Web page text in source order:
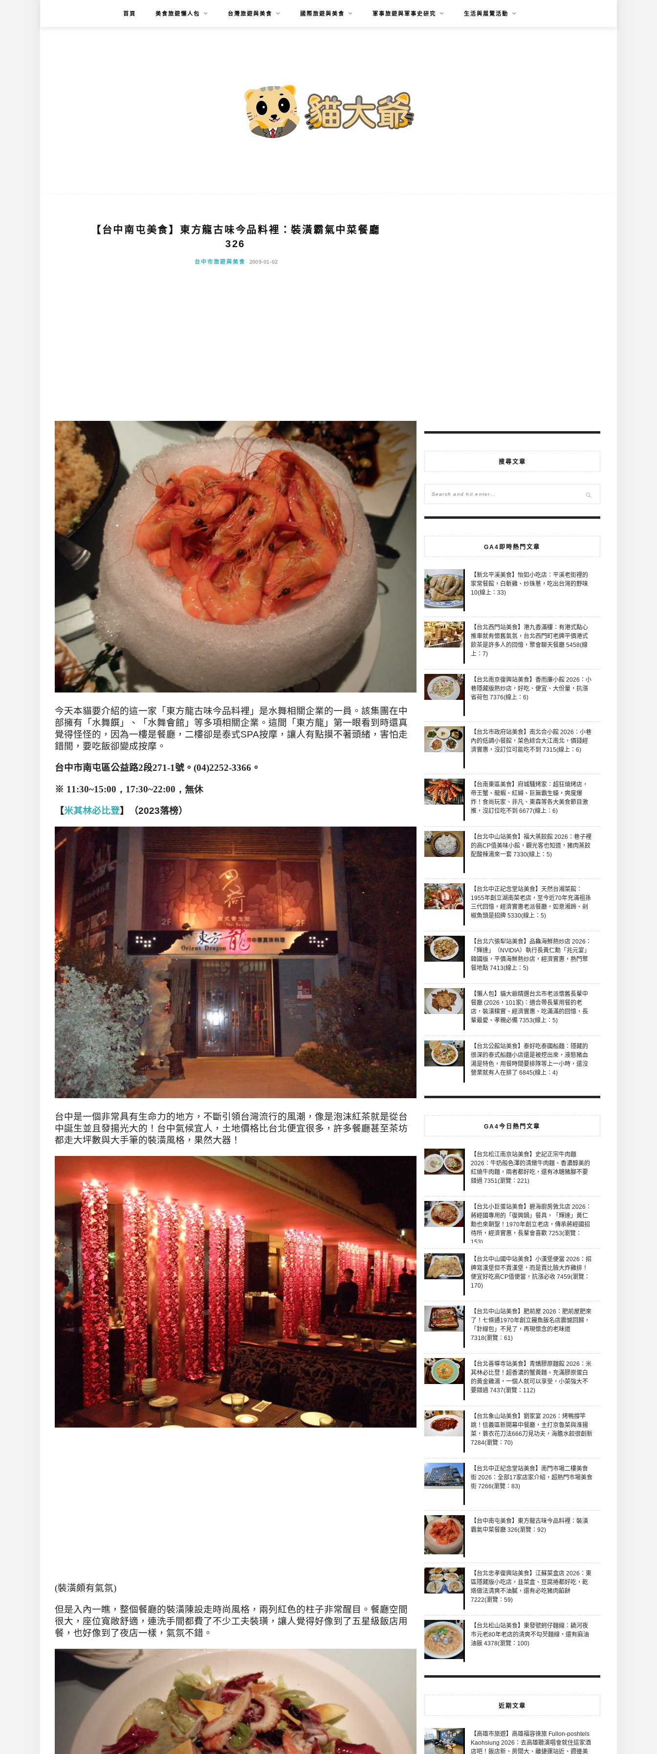
首頁 美食旅遊懶人包 台灣旅遊與美食 國際旅遊與美食 軍事旅遊與軍事史研究 生活與展覽活動
【台中南屯美食】東方龍古味今品料裡：裝潢霸氣中菜餐廳
326
台中市旅遊與美食 2009-01-02
今天本貓要介紹的這一家「東方龍古味今品料裡」是水舞相關企業的一員。該集團在中
部擁有「水舞饌」、「水舞會館」等多項相關企業。這間「東方龍」第一眼看到時還真
覺得怪怪的，因為一樓是餐廳，二樓卻是泰式SPA按摩，讓人有點摸不著頭緒，害怕走
錯間，要吃飯卻變成按摩。
台中市南屯區公益路2段271-1號。 (04)2252-3366。
※ 11:30~15:00， 17:30~22:00，無休
【米其林必比登】（2023落榜）
台中是一個非常具有生命力的地方，不斷引領台灣流行的風潮，像是泡沫紅茶就是從台
中誕生並且發揚光大的！台中氣候宜人，土地價格比台北便宜很多，許多餐廳甚至茶坊
都走大坪數與大手筆的裝潢風格，果然大器！
(裝潢頗有氣氛)
但是入內一瞧，整個餐廳的裝潢陳設走時尚風格，兩列紅色的柱子非常醒目。餐廳空間
很大，座位寬敞舒適，連洗手間都費了不少工夫裝璜，讓人覺得好像到了五星級飯店用
餐，也好像到了夜店一樣，氣氛不錯。
搜尋文章
GA4即時熱門文章
【新北平溪美食】怡如小吃店：平溪老街裡的
家常餐館，白斬雞、炒珠蔥，吃出台灣的野味
10(線上：33)
【台北西門站美食】港九香滿樓：有港式點心
推車就有懷舊氣氛，台北西門町老牌平價港式
飲茶是許多人的回憶，聚會聊天餐廳 5458(線
上：7)
【台北南京復興站美食】香而廉小館 2026：小
巷隱藏版熱炒店，好吃、便宜、大份量，抗漲
省荷包 7376(線上：6)
【台北市政府站美食】南北合小館 2026：小巷
內的低調小餐館，菜色綜合大江南北，價錢經
濟實惠，沒訂位可能吃不到 7315(線上：6)
【台南東區美食】府城騷烤家：超狂燒烤店，
帝王蟹、龍蝦、紅蟳、巨無霸生蠔，爽度爆
炸！食尚玩家、非凡、東森等各大美食節目激
推，沒訂位吃不到 6677(線上：6)
【台北中山站美食】福大蒸餃館 2026：巷子裡
的高CP值美味小館，觀光客也知道，豬肉蒸餃
配酸辣湯來一套 7330(線上：5)
【台北中正記念堂站美食】天然台湘菜館：
1955年創立湖南菜老店，至今近70年充滿祖孫
三代回憶，經濟實惠老派餐廳，如意湘蹄、剁
椒魚頭是招牌 5330(線上：5)
【台北六張犁站美食】品鱻海鮮熱炒店 2026：
「輝達」（NVIDIA）執行長黃仁勳「兆元宴」
韓國版，平價海鮮熱炒店，經濟實惠，熱門聚
餐地點 7413(線上：5)
【懶人包】貓大爺精選台北市老派懷舊長輩中
餐廳 (2026，101家)：適合帶長輩用餐的老
店，裝潢樸實、經濟實惠、吃滿滿的回憶，長
輩最愛、孝親必備 7353(線上：5)
【台北公館站美食】泰好吃泰國船麵：隱藏的
很深的泰式船麵小店還是被挖出來，液態豬血
湯是特色，用餐時間要排隊等上一小時，還沒
營業就有人在排了 6845(線上：4)
GA4今日熱門文章
【台北松江南京站美食】史記正宗牛肉麵
2026：牛奶般色澤的清燉牛肉麵、香濃醇美的
紅燒牛肉麵，兩者都好吃，還有冰糖豬腳不要
錯過 7351(瀏覽：221)
【台北小巨蛋站美食】碧海廚房敦北店 2026：
蔣經國專用的「復興鍋」餐具，「輝達」黃仁
勳也來朝聖！1970年創立老店，傳承蔣經國招
待所，經濟實惠，長輩會喜歡 7253(瀏覽：
153)
【台北中山國中站美食】小漢堡便當 2026：招
牌寫漢堡但不賣漢堡，而是賣比臉大炸雞排！
便宜好吃高CP值便當，抗漲必收 7459(瀏覽：
170)
【台北中山站美食】肥前屋 2026：肥前屋肥來
了！七條通1970年創立饅魚飯名店震憾回歸，
「針線包」不見了，再現懷念的老味道
7318(瀏覽：61)
【台北善導寺站美食】青嬌膠原麵館 2026：米
其林必比登！超香濃的蟹黃麵、充滿膠原蛋白
的黃金雞湯，一個人就可以享受，小菜強大不
要錯過 7437(瀏覽：112)
【台北象山站美食】劉家宴 2026：烤鴨撐竿
跳！信義區新開幕中餐廳，主打京魯菜與淮揚
菜，蓑衣花刀法666刀見功夫，海膽水餃很創新
7284(瀏覽：70)
【台北中正紀念堂站美食】南門市場二樓美食
街 2026：全部17家店家介紹，超熱門市場美食
街 7266(瀏覽：83)
【台中南屯美食】東方龍古味今品料裡：裝潢
霸氣中菜餐廳 326(瀏覽：92)
【台北忠孝復興站美食】江蘇菜盒店 2026：東
區隱藏版小吃店，韭菜盒、豆腐捲都好吃，乾
烙做法清爽不油膩，還有必吃豬肉餡餅
7222(瀏覽：59)
【台北松山站美食】東發號蚵仔麵線：饒河夜
市元老80年老店的清爽不勾芡麵線，還有麻油
油飯 4378(瀏覽：100)
近期文章
【高雄市旅遊】高雄福容徠旅 Fullon-poshtels
Kaohsiung 2026：去高雄聽演唱會就住這家酒
店吧！飯店新、房間大、離捷運站近、週邊美